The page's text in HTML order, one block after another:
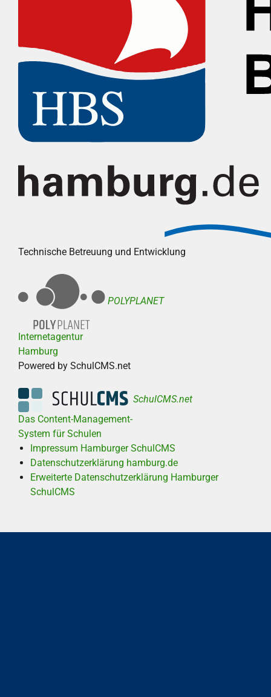
Technische Betreuung und Entwicklung
POLYPLANET
Internetagentur
Hamburg
Powered by SchulCMS.net
SchulCMS.net
Das Content-Management-
System für Schulen
Impressum Hamburger SchulCMS
Datenschutzerklärung hamburg.de
Erweiterte Datenschutzerklärung Hamburger
SchulCMS